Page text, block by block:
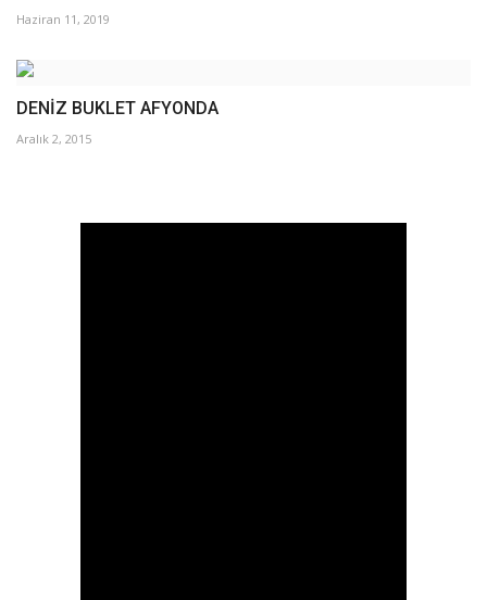
Haziran 11, 2019
DENİZ BUKLET AFYONDA
Aralık 2, 2015